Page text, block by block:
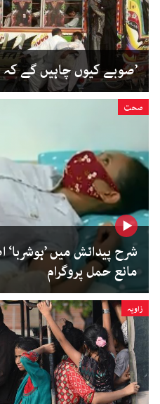
’صوبے کیوں چاہیں گے کہ
صحت
شرح پیدائش میں
مانع حمل پروگرام
زاویہ